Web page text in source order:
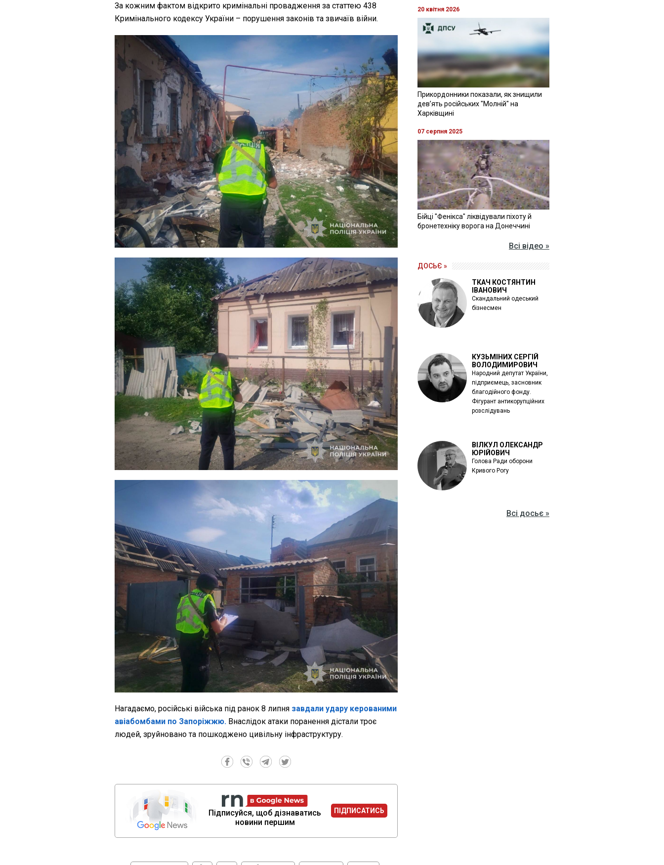
За кожним фактом відкрито кримінальні провадження за статтею 438
Кримінального кодексу України – порушення законів та звичаїв війни.
Нагадаємо, російські війська під ранок 8 липня завдали удару керованими
авіабомбами по Запоріжжю. Внаслідок атаки поранення дістали троє
людей, зруйновано та пошкоджено цивільну інфраструктуру.
Підписуйся, щоб дізнаватись
новини першим
ПІДПИСАТИСЬ
20 квітня 2026
Прикордонники показали, як знищили
девʼять російських "Молній" на
Харківщині
07 серпня 2025
Бійці "Фенікса" ліквідували піхоту й
бронетехніку ворога на Донеччині
Всі відео »
ДОСЬЄ »
ТКАЧ КОСТЯНТИН
ІВАНОВИЧ
Скандальний одеський
бізнесмен
КУЗЬМІНИХ СЕРГІЙ
ВОЛОДИМИРОВИЧ
Народний депутат України,
підприємець, засновник
благодійного фонду.
Фігурант антикорупційних
розслідувань
ВІЛКУЛ ОЛЕКСАНДР
ЮРІЙОВИЧ
Голова Ради оборони
Кривого Рогу
Всі досьє »